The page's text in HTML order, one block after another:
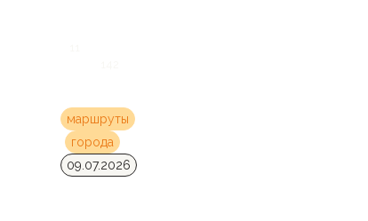
маршруты
города
09.07.2026